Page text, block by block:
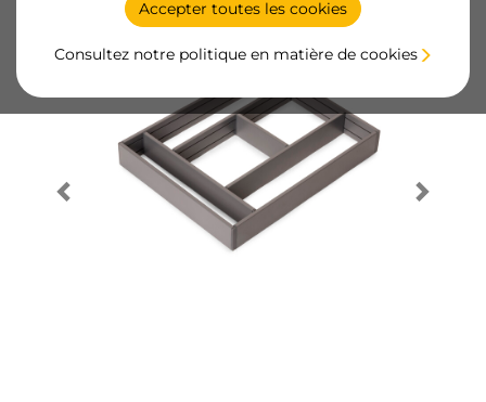
Accepter toutes les cookies
Consultez notre politique en matière de cookies